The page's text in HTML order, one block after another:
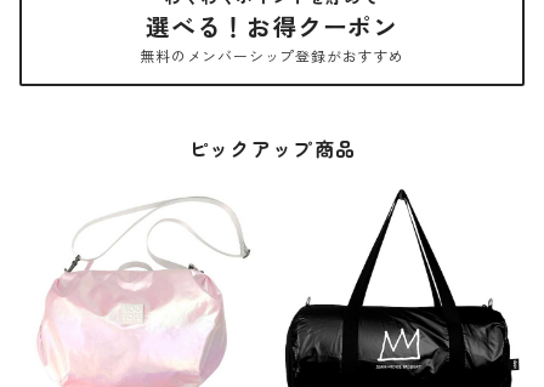
選べる！お得クーポン
無料のメンバーシップ登録がおすすめ
ピックアップ商品